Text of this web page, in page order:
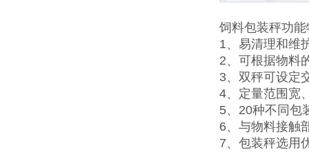
饲料包装秤功
1、易清理和维
2、可根据物料
3、双秤可设定
4、定量范围宽
5、20种不同包
6、与物料接触
7、包装秤选用